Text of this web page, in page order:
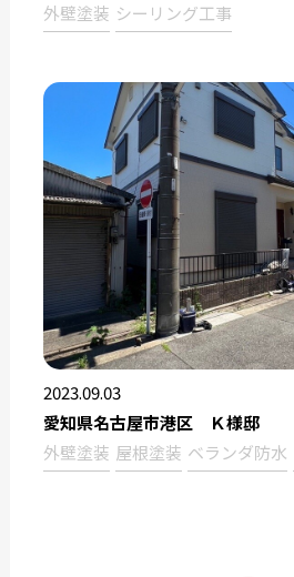
外壁塗装 シーリング工事
2023.09.03
愛知県名古屋市港区 Ｋ様邸
外壁塗装 屋根塗装 ベランダ防水